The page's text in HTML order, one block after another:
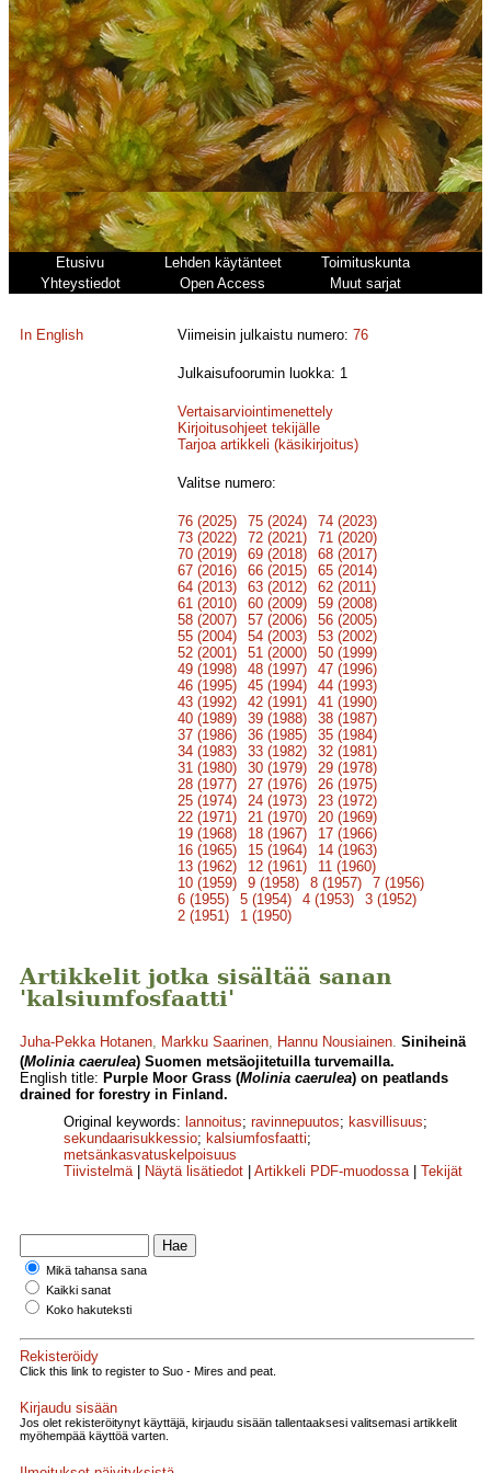
Etusivu Lehden käytänteet
Toimituskunta
Yhteystiedot
Open Access Muut sarjat
In English Viimeisin julkaistu numero:76
Julkaisufoorumin luokka: 1
Vertaisarviointimenettely
Kirjoitusohjeet tekijälle
Tarjoa artikkeli (käsikirjoitus)
Valitse numero:
76 (2025) 75 (2024)
74 (2023)
73 (2022)
72 (2021)
71 (2020)
70 (2019)
69 (2018)
68 (2017)
67 (2016)
66 (2015)
65 (2014)
64 (2013)
63 (2012)
62 (2011)
61 (2010)
60 (2009)
59 (2008)
58 (2007)
57 (2006)
56 (2005)
55 (2004)
54 (2003)
53 (2002)
52 (2001)
51 (2000)
50 (1999)
49 (1998)
48 (1997)
47 (1996)
46 (1995)
45 (1994)
44 (1993)
43 (1992)
42 (1991)
41 (1990)
40 (1989)
39 (1988)
38 (1987)
37 (1986)
36 (1985)
35 (1984)
34 (1983)
33 (1982)
32 (1981)
31 (1980)
30 (1979)
29 (1978)
28 (1977)
27 (1976)
26 (1975)
25 (1974)
24 (1973)
23 (1972)
22 (1971)
21 (1970)
20 (1969)
19 (1968)
18 (1967)
17 (1966)
16 (1965)
15 (1964)
14 (1963)
13 (1962)
12 (1961)
11 (1960)
10 (1959)
9 (1958) 8 (1957)
7 (1956)
6 (1955)
5 (1954) 4 (1953)
3 (1952)
2 (1951)
1 (1950)
Artikkelit jotka sisältää sanan
'kalsiumfosfaatti'
Juha-Pekka Hotanen, Markku Saarinen, Hannu Nousiainen. Siniheinä
(Molinia caerulea) Suomen metsäojitetuilla turvemailla.
English title: Purple Moor Grass (Molinia caerulea) on peatlands
drained for forestry in Finland.
Original keywords: lannoitus; ravinnepuutos; kasvillisuus;
sekundaarisukkessio; kalsiumfosfaatti;
metsänkasvatuskelpoisuus
Tiivistelmä| Näytä lisätiedot Artikkeli PDF-muodossa| Tekijät
Mikä tahansa sana
Kaikki sanat
Koko hakuteksti
Rekisteröidy
Click this link to register to Suo - Mires and peat.
Kirjaudu sisään
Jos olet rekisteröitynyt käyttäjä, kirjaudu sisään tallentaaksesi valitsemasi artikkelit
myöhempää käyttöä varten.